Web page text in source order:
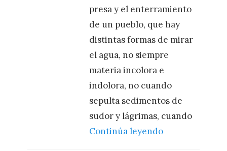
presa y el enterramiento
de un pueblo, que hay
distintas formas de mirar
el agua, no siempre
materia incolora e
indolora, no cuando
sepulta sedimentos de
sudor y lágrimas, cuando
Continúa leyendo